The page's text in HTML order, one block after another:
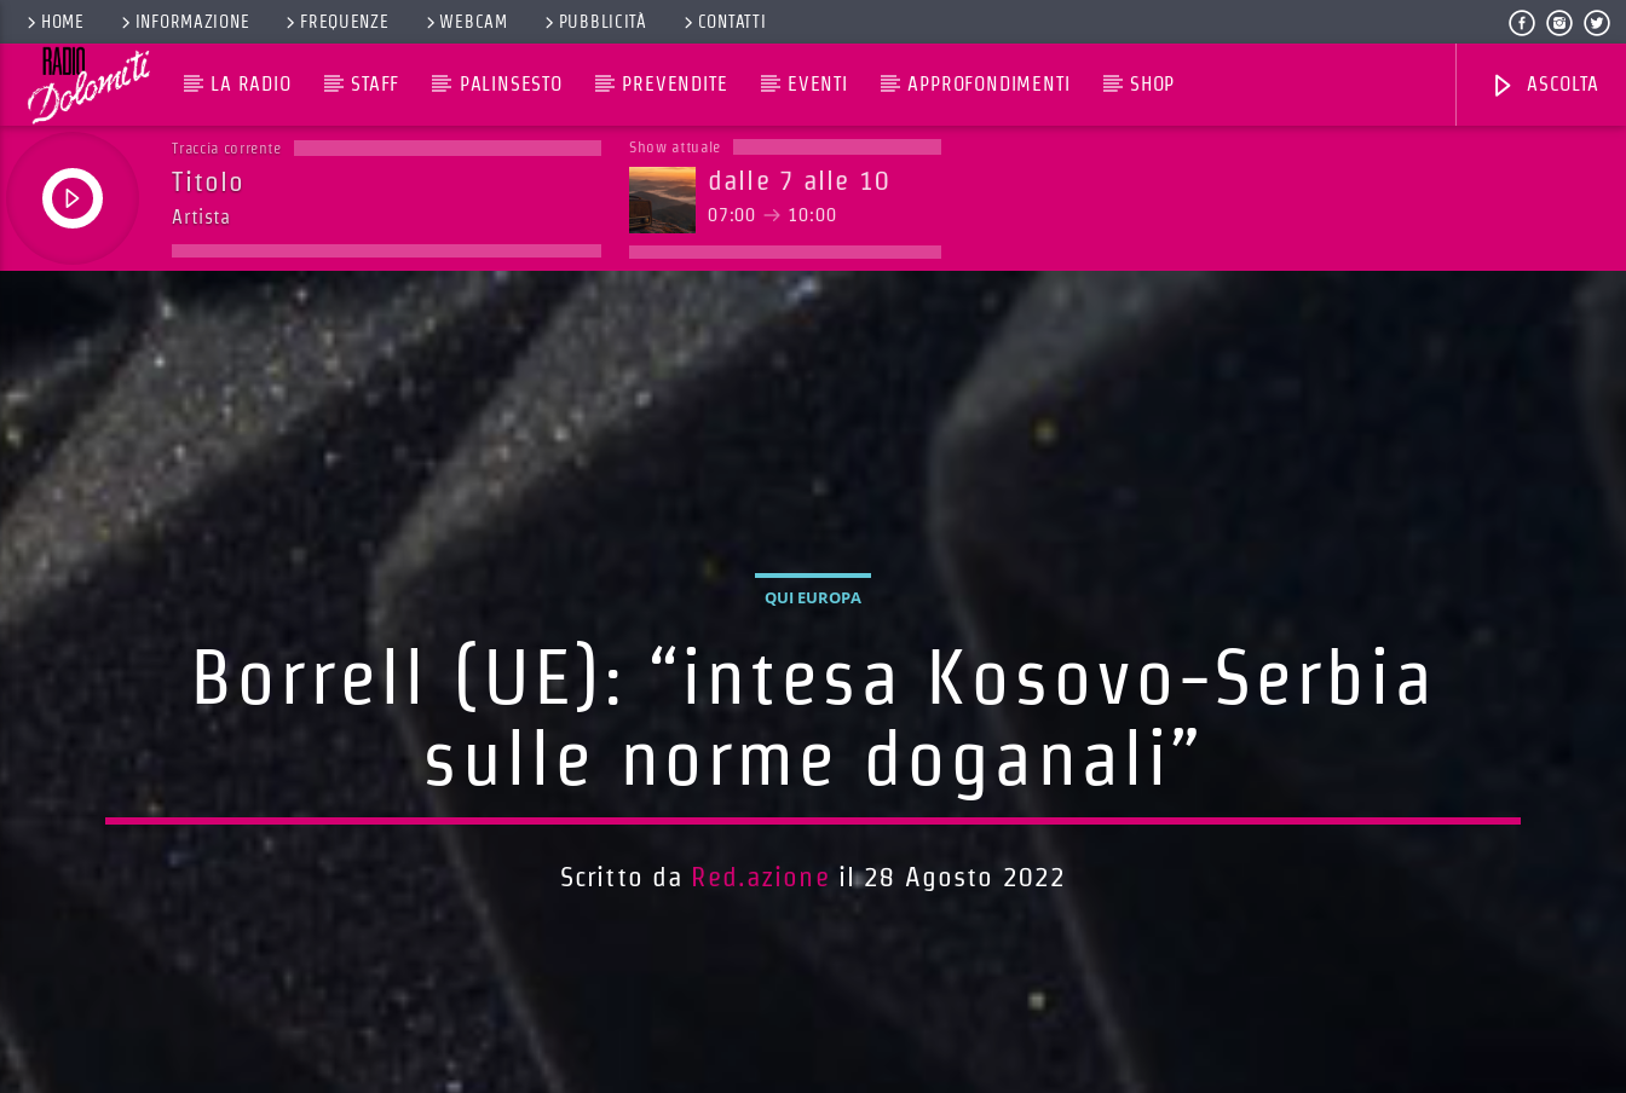
HOME INFORMAZIONE FREQUENZE WEBCAM PUBBLICITÀ CONTATTI
LA RADIO STAFF PALINSESTO PREVENDITE EVENTI APPROFONDIMENTI SHOP ASCOLTA
Traccia corrente
Titolo
Artista
Show attuale
dalle 7 alle 10
07:00 10:00
QUI EUROPA
Borrell (UE): “intesa Kosovo-Serbia
sulle norme doganali”
Scritto da Red.azione il 28 Agosto 2022